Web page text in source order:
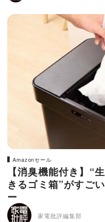
Amazonセール
【消臭機能付き】“
きるゴミ箱”がすご
ー
家電批評編集部